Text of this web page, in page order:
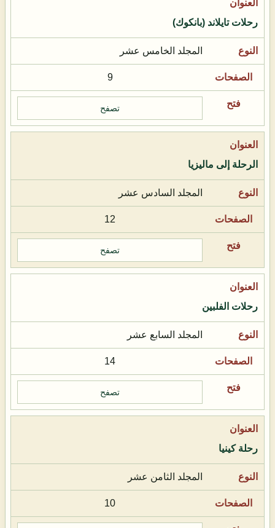
رحلات تايلاند (بانكوك)
المجلد الخامس عشر
9
تصفح
الرحلة إلى ماليزيا
المجلد السادس عشر
12
تصفح
رحلات الفلبين
المجلد السابع عشر
14
تصفح
رحلة كينيا
المجلد الثامن عشر
10